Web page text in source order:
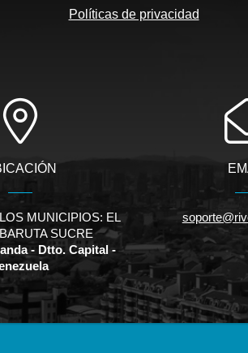
Políticas de privacidad
MUNICIPIOS: EL
SUCRE
- Dtto. Capital -